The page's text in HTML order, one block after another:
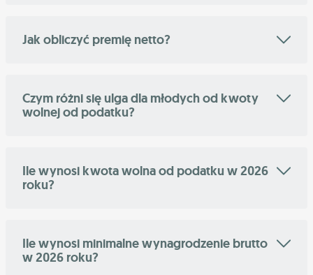
Jak obliczyć premię netto?
Czym różni się ulga dla młodych od kwoty
wolnej od podatku?
Ile wynosi kwota wolna od podatku w 2026
roku?
Ile wynosi minimalne wynagrodzenie brutto
w 2026 roku?